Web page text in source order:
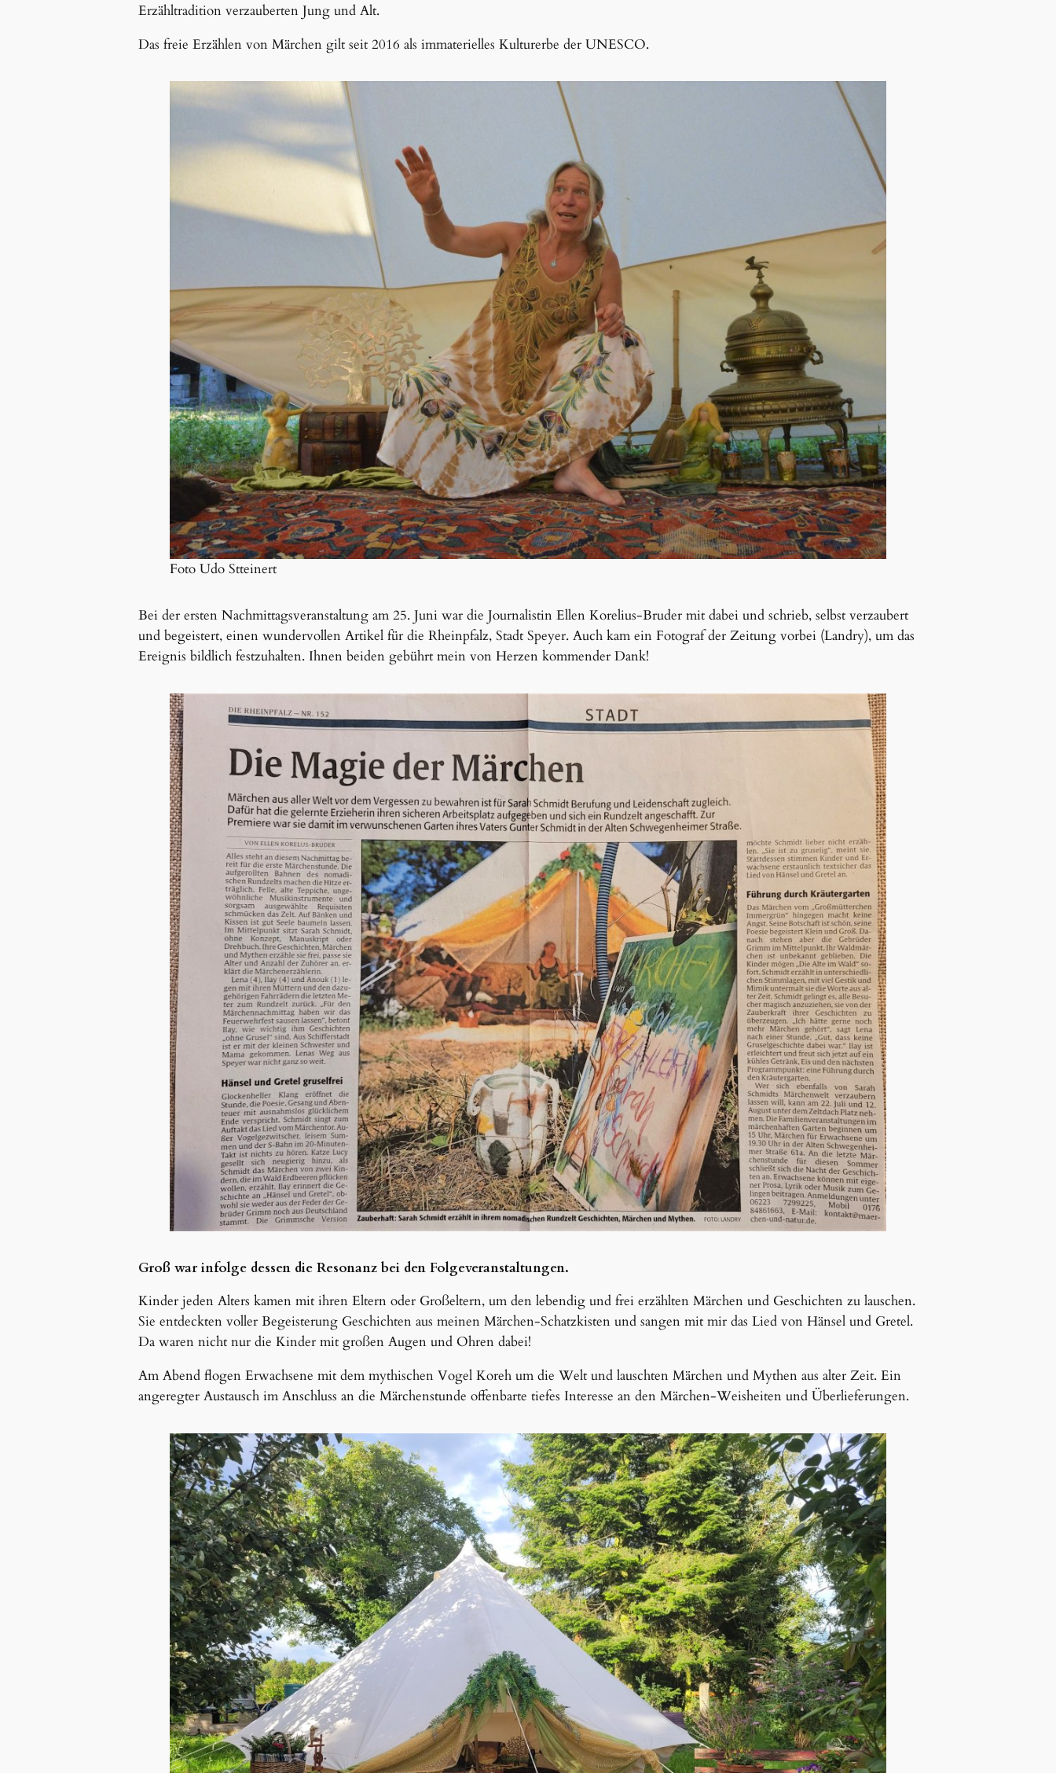
Erzähltradition verzauberten Jung und Alt.
Das freie Erzählen von Märchen gilt seit 2016 als immaterielles Kulturerbe der UNESCO.
Foto Udo Stteinert
Bei der ersten Nachmittagsveranstaltung am 25. Juni war die Journalistin Ellen Korelius-Bruder mit dabei und schrieb, selbst verzaubert
und begeistert, einen wundervollen Artikel für die Rheinpfalz, Stadt Speyer. Auch kam ein Fotograf der Zeitung vorbei (Landry), um das
Ereignis bildlich festzuhalten. Ihnen beiden gebührt mein von Herzen kommender Dank!
Groß war infolge dessen die Resonanz bei den Folgeveranstaltungen.
Kinder jeden Alters kamen mit ihren Eltern oder Großeltern, um den lebendig und frei erzählten Märchen und Geschichten zu lauschen.
Sie entdeckten voller Begeisterung Geschichten aus meinen Märchen-Schatzkisten und sangen mit mir das Lied von Hänsel und Gretel.
Da waren nicht nur die Kinder mit großen Augen und Ohren dabei!
Am Abend flogen Erwachsene mit dem mythischen Vogel Koreh um die Welt und lauschten Märchen und Mythen aus alter Zeit. Ein
angeregter Austausch im Anschluss an die Märchenstunde offenbarte tiefes Interesse an den Märchen-Weisheiten und Überlieferungen.